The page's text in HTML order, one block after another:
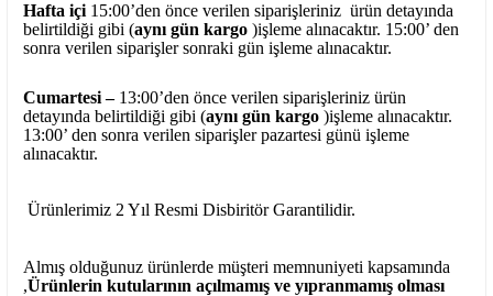
Hafta içi15:00’den önce verilen siparişleriniz ürün detayında
belirtildiği gibi (aynı gün kargo )işleme alınacaktır. 15:00’ den
sonra verilen siparişler sonraki gün işleme alınacaktır.
Cumartesi – 13:00’den önce verilen siparişleriniz ürün
detayında belirtildiği gibi (aynı gün kargo )işleme alınacaktır.
13:00’ den sonra verilen siparişler pazartesi günü işleme
alınacaktır.
Ürünlerimiz 2 Yıl Resmi Disbiritör Garantilidir.
Almış olduğunuz ürünlerde müşteri memnuniyeti kapsamında
,Ürünlerin kutularının açılmamış ve yıpranmamış olması